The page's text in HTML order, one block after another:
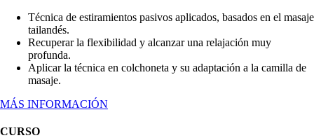
Técnica de estiramientos pasivos aplicados, basados en el masaje
tailandés.
Recuperar la flexibilidad y alcanzar una relajación muy
profunda.
Aplicar la técnica en colchoneta y su adaptación a la camilla de
masaje.
MÁS INFORMACIÓN
CURSO